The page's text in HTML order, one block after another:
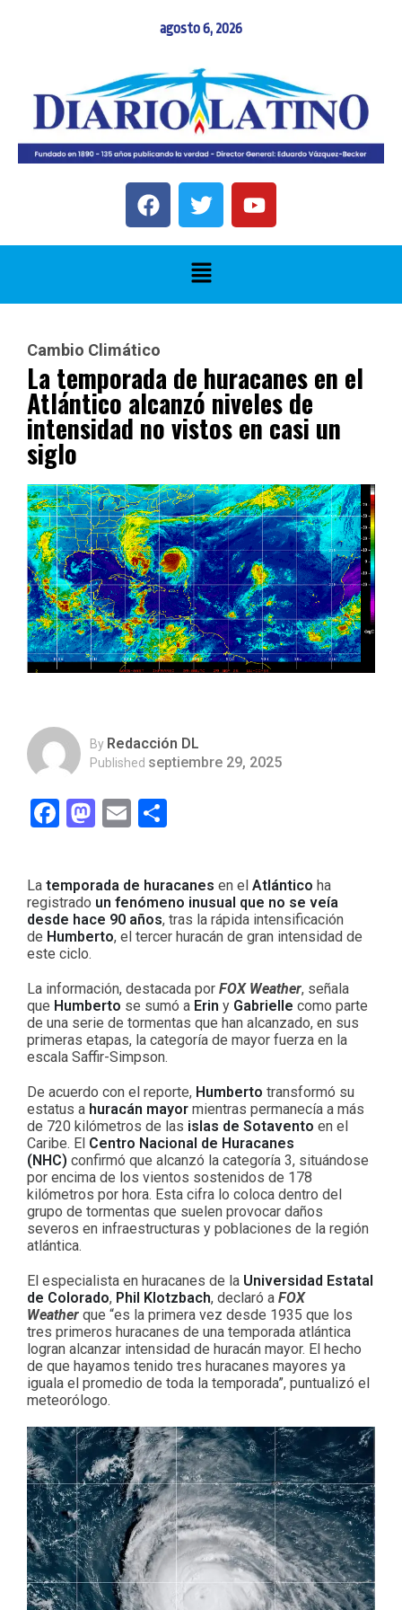
agosto 6, 2026
Cambio Climático
La temporada de huracanes en el
Atlántico alcanzó niveles de
intensidad no vistos en casi un
siglo
By Redacción DL
Published septiembre 29, 2025
Facebook
Mastodon
Email
La temporada de huracanes en el Atlántico ha
registrado un fenómeno inusual que no se veía
desde hace 90 años, tras la rápida intensificación
de Humberto, el tercer huracán de gran intensidad de
este ciclo.
La información, destacada por FOX Weather, señala
que Humberto se sumó a Erin y Gabrielle como parte
de una serie de tormentas que han alcanzado, en sus
primeras etapas, la categoría de mayor fuerza en la
escala Saffir-Simpson.
De acuerdo con el reporte, Humberto transformó su
estatus a huracán mayor mientras permanecía a más
de 720 kilómetros de las islas de Sotavento en el
Caribe. El Centro Nacional de Huracanes
(NHC) confirmó que alcanzó la categoría 3, situándose
por encima de los vientos sostenidos de 178
kilómetros por hora. Esta cifra lo coloca dentro del
grupo de tormentas que suelen provocar daños
severos en infraestructuras y poblaciones de la región
atlántica.
El especialista en huracanes de la Universidad Estatal
de Colorado, Phil Klotzbach, declaró a FOX
Weather que “es la primera vez desde 1935 que los
tres primeros huracanes de una temporada atlántica
logran alcanzar intensidad de huracán mayor. El hecho
de que hayamos tenido tres huracanes mayores ya
iguala el promedio de toda la temporada”, puntualizó el
meteorólogo.